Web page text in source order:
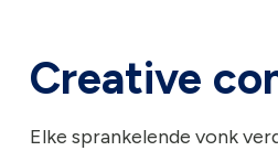
Creative
Elke sprankelende vonk